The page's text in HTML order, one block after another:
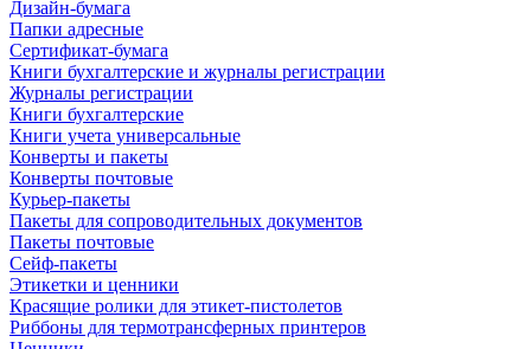
Дизайн-бумага
Папки адресные
Сертификат-бумага
Книги бухгалтерские и журналы регистрации
Журналы регистрации
Книги бухгалтерские
Книги учета универсальные
Конверты и пакеты
Конверты почтовые
Курьер-пакеты
Пакеты для сопроводительных документов
Пакеты почтовые
Сейф-пакеты
Этикетки и ценники
Красящие ролики для этикет-пистолетов
Риббоны для термотрансферных принтеров